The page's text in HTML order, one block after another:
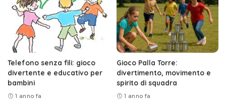
Telefono senza fili: gioco
divertente e educativo per
bambini
1 anno fa
Gioco Palla Torre:
divertimento, movimento e
spirito di squadra
1 anno fa